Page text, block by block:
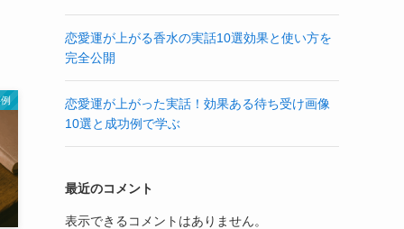
恋愛運が上がる香水の実話10選効果と使い方を
完全公開
恋愛運が上がった実話！効果ある待ち受け画像
10選と成功例で学ぶ
最近のコメント
表示できるコメントはありません。